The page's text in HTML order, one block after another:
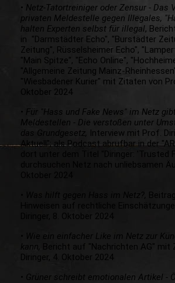
• Netz-Tatortreiniger oder Zensur - Das
privaten Meldestelle gegen Illegales,
halten Experten selbst für illegal,
in "Darmstädter Echo", "Burstädter
Zeitung", Rüsselsheimer Echo",
"Main Spitze", "Echo Online",
"Allgemeine Zeitung Mainz-
"Wiesbadener Kurier" mit Zitaten von
Oktober 2024
Für "Hass und Fake News" im Netz
Meldestellen - Die verstoßen unter
das Grundgesetz,
Interview mit Prof.
Aktuell"; als Podcast abrufbar in der
dort unter dem Titel "Diringer: 'Trusted
durchsuchen Netz nach unliebsamen
Hinweisen auf rechtliche
Diringer, 8. Oktober 2024
Wie ein einfacher Like im Netz zur
kann,
Bericht auf "Nachrichten AG" mit
Diringer, 4. Oktober 2024
Grüner schreibt emotionalen Artikel -